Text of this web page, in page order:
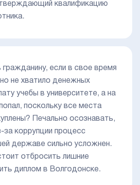
квалификацию
если в свое время
не хватило денежных
учебы в университете, а на
поскольку все места
Печально осознавать,
за коррупции процесс
державе сильно усложнен.
отбросить лишние
диплом в Волгодонске.